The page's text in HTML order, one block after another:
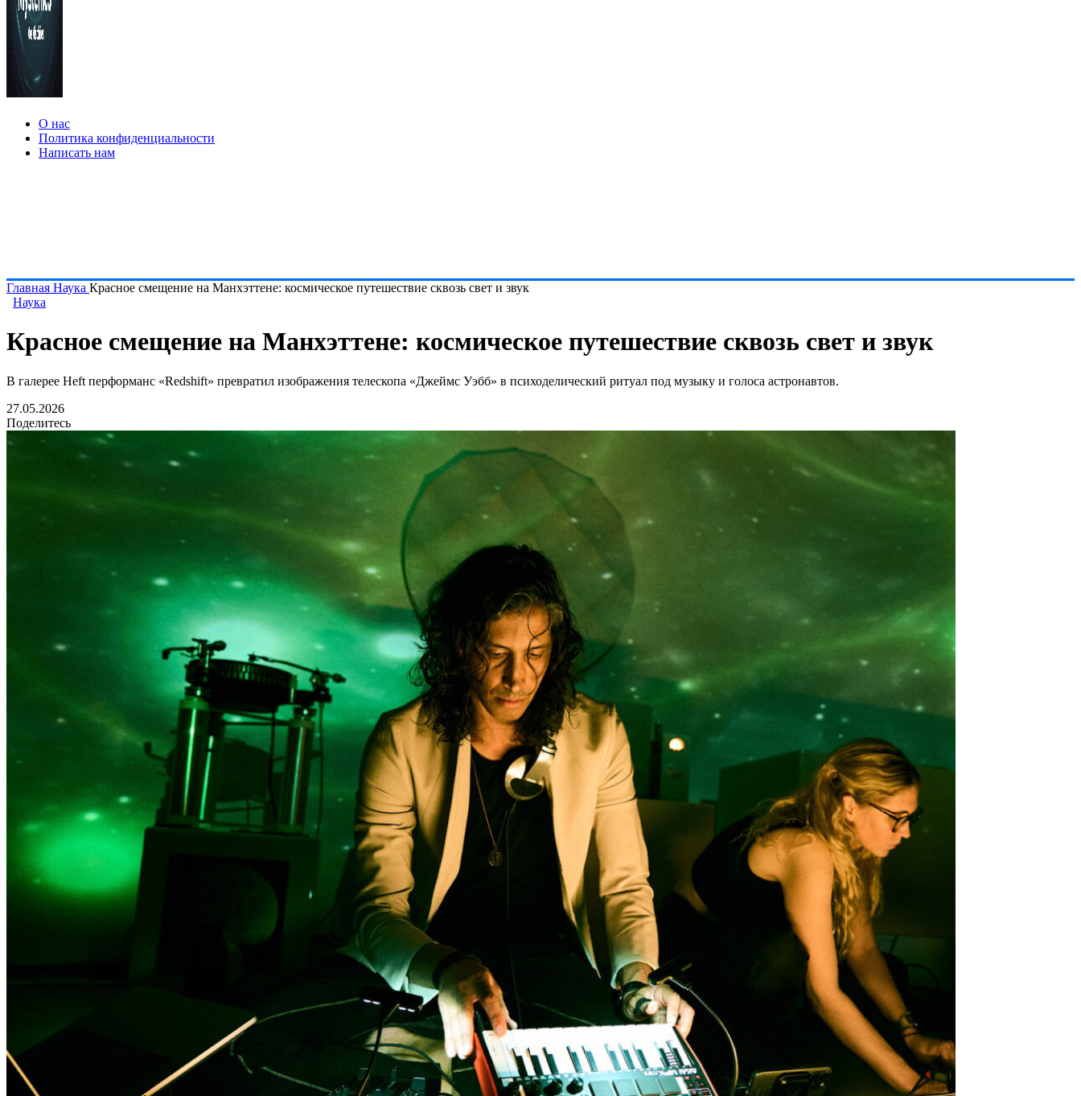
О нас
Политика конфиденциальности
Написать нам
Главная Наука Красное смещение на Манхэттене: космическое путешествие сквозь свет и звук
Наука
Красное смещение на Манхэттене: космическое путешествие сквозь свет и звук
В галерее Heft перформанс «Redshift» превратил изображения телескопа «Джеймс Уэбб» в психоделический ритуал под музыку и голоса астронавтов.
27.05.2026
Поделитесь